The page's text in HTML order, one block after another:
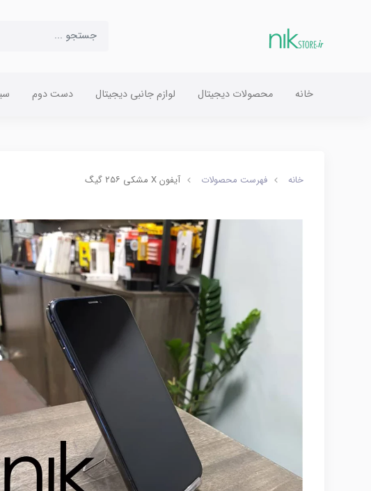
خانه محصولات دیجیتال لوازم جانبی دیجیتال دست دوم
خانه فهرست محصولات آیفون X مشکی ۲۵۶ گیگ